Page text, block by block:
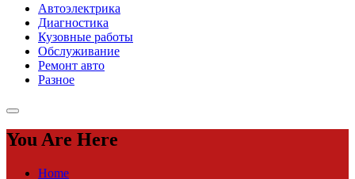
Автоэлектрика
Диагностика
Кузовные работы
Обслуживание
Ремонт авто
Разное
You Are Here
Home